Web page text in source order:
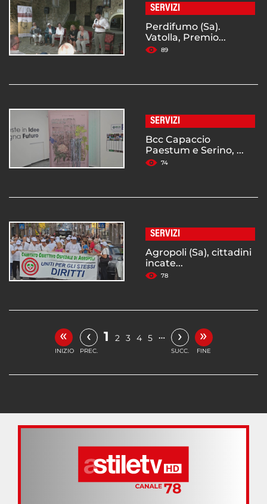
SERVIZI
Perdifumo (Sa).
Vatolla, Premio...
89
SERVIZI
Bcc Capaccio
Paestum e Serino, ...
74
SERVIZI
Agropoli (Sa), cittadini
incate...
78
«
INIZIO
‹
PREC.
1 2 3 4 5 … ›
SUCC.
»
FINE